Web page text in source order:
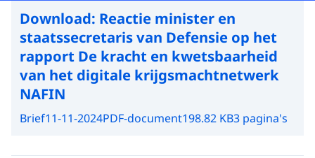
Download: Reactie minister en
staatssecretaris van Defensie op het
rapport De kracht en kwetsbaarheid
van het digitale krijgsmachtnetwerk
NAFIN
Brief11-11-2024PDF-document198.82 KB3 pagina's